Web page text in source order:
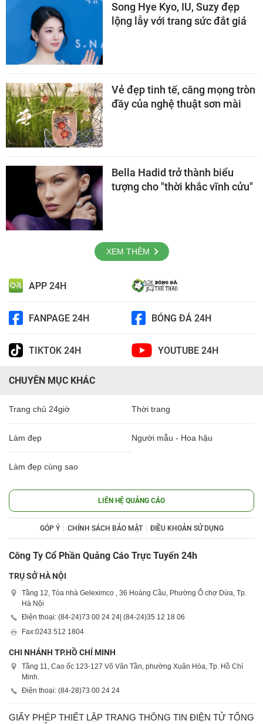
Song Hye Kyo, IU, Suzy đẹp
lộng lẫy với trang sức đắt giá
Vẻ đẹp tinh tế, căng mọng tròn
đầy của nghệ thuật sơn mài
Bella Hadid trở thành biểu
tượng cho "thời khắc vĩnh cửu"
XEM THÊM
APP 24H
FANPAGE 24H BÓNG ĐÁ 24H
TIKTOK 24H YOUTUBE 24H
CHUYÊN MỤC KHÁC
Trang chủ 24giờ Thời trang
Làm đẹp Người mẫu - Hoa hậu
Làm đẹp cùng sao
LIÊN HỆ QUẢNG CÁO
GÓP Ý CHÍNH SÁCH BẢO MẬT ĐIỀU KHOẢN SỬ DỤNG
Công Ty Cổ Phần Quảng Cáo Trực Tuyến 24h
TRỤ SỞ HÀ NỘI
Tầng 12, Tòa nhà Geleximco , 36 Hoàng Cầu, Phường Ô chợ Dừa, Tp.
Hà Nội
Điện thoại: (84-24)73 00 24 24 | (84-24)35 12 18 06
Fax:0243 512 1804
CHI NHÁNH TP.HỒ CHÍ MINH
Tầng 11, Cao ốc 123-127 Võ Văn Tần, phường Xuân Hòa, Tp. Hồ Chí
Minh.
Điện thoại: (84-28)73 00 24 24
GIẤY PHÉP THIẾT LẬP TRANG THÔNG TIN ĐIỆN TỬ TỔNG